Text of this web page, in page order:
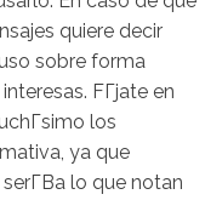
quiere decir
sobre forma
FГ­jate en
los
ya que
lo que notan